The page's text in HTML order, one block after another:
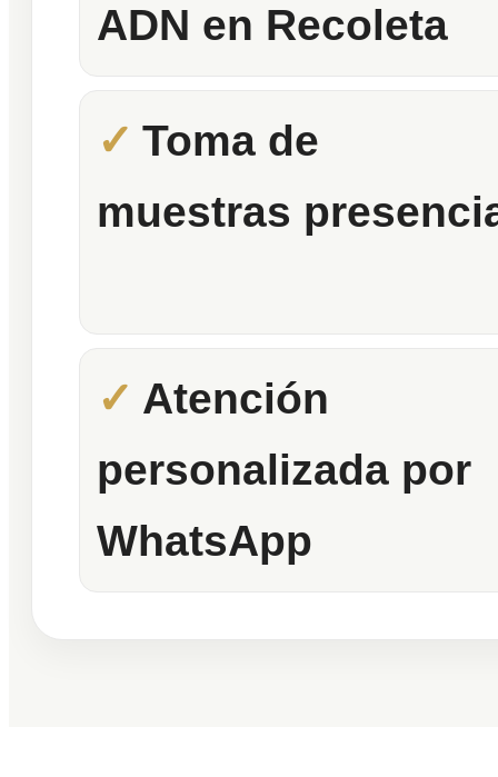
ADN en Recoleta
Toma de
muestras
Atención
personalizada por
WhatsApp